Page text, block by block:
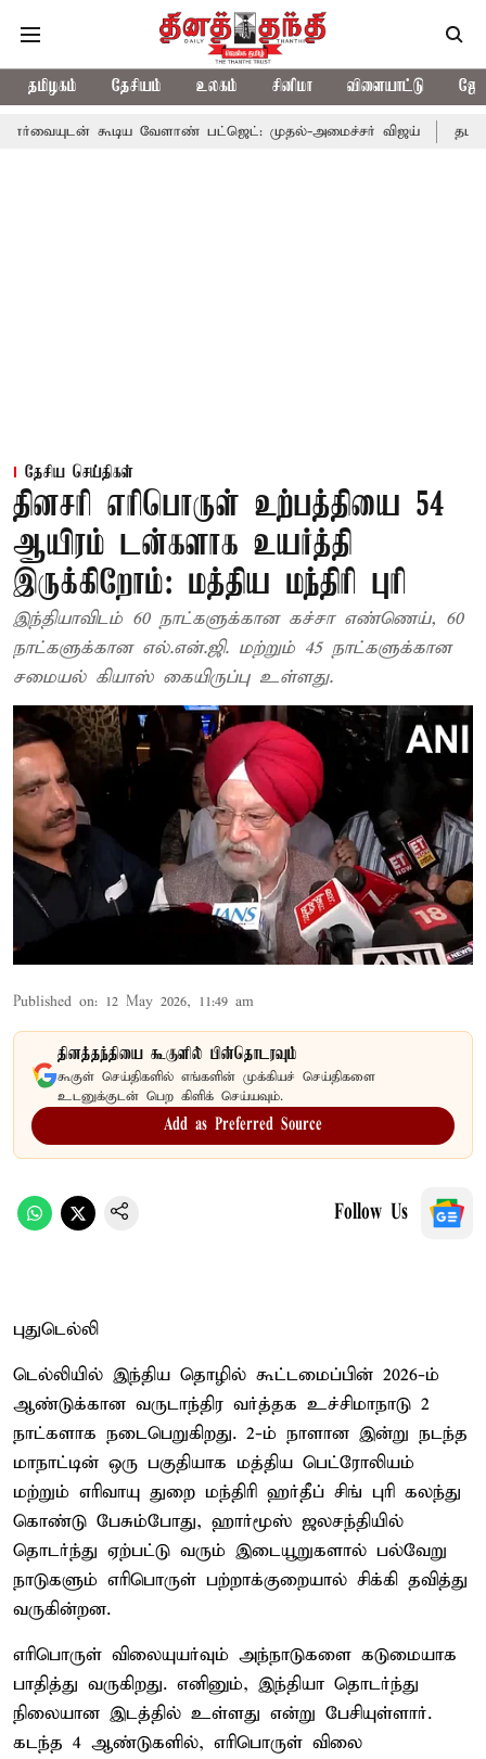
தமிழகம் தேசியம் உலகம் சினிமா விளையாட்டு
வேளாண் பட்ஜெட்: முதல்-அமைச்சர் விஜய் தமிழக
தேசிய செய்திகள்
தினசரி எரிபொருள் உற்பத்தியை 54
ஆயிரம் டன்களாக உயர்த்தி
இருக்கிறோம்: மத்திய மந்திரி புரி
இந்தியாவிடம் 60 நாட்களுக்கான கச்சா எண்ணெய், 60
நாட்களுக்கான எல்.என்.ஜி. மற்றும் 45 நாட்களுக்கான
சமையல் கியாஸ் கையிருப்பு உள்ளது.
Published on: 12 May 2026, 11:49 am
தினத்தந்தியை கூகுளில் பின்தொடரவும்
கூகுள் செய்திகளில் எங்களின் முக்கியச் செய்திகளை
உடனுக்குடன் பெற கிளிக் செய்யவும்.
Add as Preferred Source
Follow Us
புதுடெல்லி
டெல்லியில் இந்திய தொழில் கூட்டமைப்பின் 2026-ம்
ஆண்டுக்கான வருடாந்திர வர்த்தக உச்சிமாநாடு 2
நாட்களாக நடைபெறுகிறது. 2-ம் நாளான இன்று நடந்த
மாநாட்டின் ஒரு பகுதியாக மத்திய பெட்ரோலியம்
மற்றும் எரிவாயு துறை மந்திரி ஹர்தீப் சிங் புரி கலந்து
கொண்டு பேசும்போது, ஹார்மூஸ் ஜலசந்தியில்
தொடர்ந்து ஏற்பட்டு வரும் இடையூறுகளால் பல்வேறு
நாடுகளும் எரிபொருள் பற்றாக்குறையால் சிக்கி தவித்து
வருகின்றன.
எரிபொருள் விலையுயர்வும் அந்நாடுகளை கடுமையாக
பாதித்து வருகிறது. எனினும், இந்தியா தொடர்ந்து
நிலையான இடத்தில் உள்ளது என்று பேசியுள்ளார்.
கடந்த 4 ஆண்டுகளில், எரிபொருள் விலை